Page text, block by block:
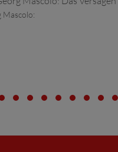
Mascolo: